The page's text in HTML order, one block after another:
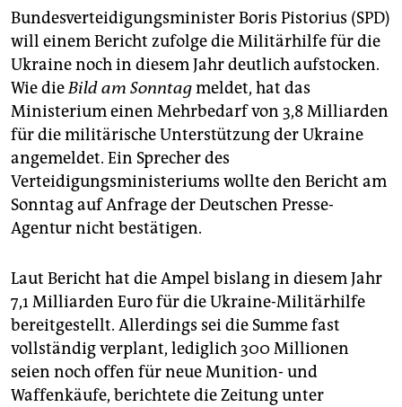
Bundesverteidigungsminister Boris Pistorius (SPD)
will einem Bericht zufolge die Militärhilfe für die
Ukraine noch in diesem Jahr deutlich aufstocken.
Wie dieBild am Sonntagmeldet, hat das
Ministerium einen Mehrbedarf von 3,8 Milliarden
für die militärische Unterstützung der Ukraine
angemeldet. Ein Sprecher des
Verteidigungsministeriums wollte den Bericht am
Sonntag auf Anfrage der Deutschen Presse-
Agentur nicht bestätigen.
Laut Bericht hat die Ampel bislang in diesem Jahr
7,1 Milliarden Euro für die Ukraine-Militärhilfe
bereitgestellt. Allerdings sei die Summe fast
vollständig verplant, lediglich 300 Millionen
seien noch offen für neue Munition- und
Waffenkäufe, berichtete die Zeitung unter